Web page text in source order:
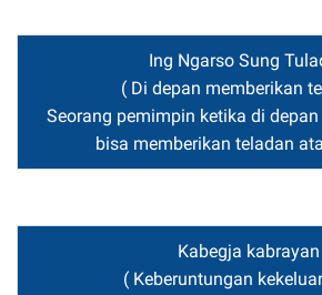
Ing Ngarso Sung
( Di depan memberikan
Seorang pemimpin ketika di
bisa memberikan teladan
Kabegja kabrayan
( Keberuntungan